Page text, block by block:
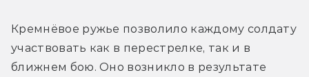
Кремнёвое ружье позволило каждому солдату
участвовать как в перестрелке, так и в
ближнем бою. Оно возникло в результате